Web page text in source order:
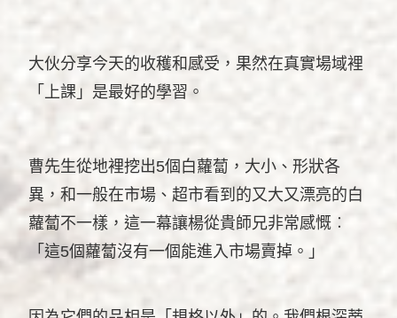
大伙分享今天的收穫和感受，果然在真實場域裡
「上課」是最好的學習。
曹先生從地裡挖出5個白蘿蔔，大小、形狀各
異，和一般在市場、超市看到的又大又漂亮的白
蘿蔔不一樣，這一幕讓楊從貴師兄非常感慨︰
「這5個蘿蔔沒有一個能進入市場賣掉。」